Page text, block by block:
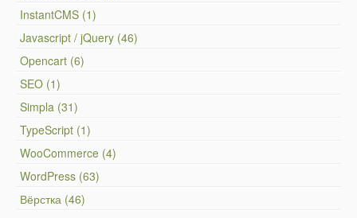
InstantCMS (1)
Javascript / jQuery (46)
Opencart (6)
SEO (1)
Simpla (31)
TypeScript (1)
WooCommerce (4)
WordPress (63)
Вёрстка (46)